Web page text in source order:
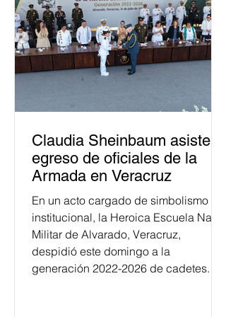
Claudia Sheinbaum asiste a
egreso de oficiales de la
Armada en Veracruz
En un acto cargado de simbolismo
institucional, la Heroica Escuela Naval
Militar de Alvarado, Veracruz,
despidió este domingo a la
generación 2022-2026 de cadetes.